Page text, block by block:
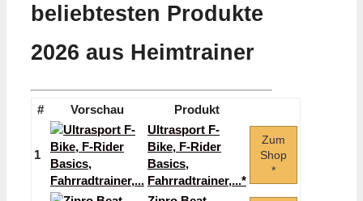
beliebtesten Produkte
2026 aus Heimtrainer
# Vorschau Produkt
1
Ultrasport F-
Bike, F-Rider
Basics,
Fahrradtrainer,...*
Zum
Shop
*